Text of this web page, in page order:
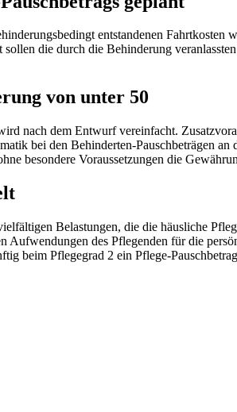
entstandenen Fahrtkosten
die durch die Behinderung
von unter 50
nach dem Entwurf vereinfacht.
bei den Behinderten-Pauschbeträgen
besondere Voraussetzungen die
Belastungen, die die häusliche
des Pflegenden für die
beim Pflegegrad 2 ein Pflege-